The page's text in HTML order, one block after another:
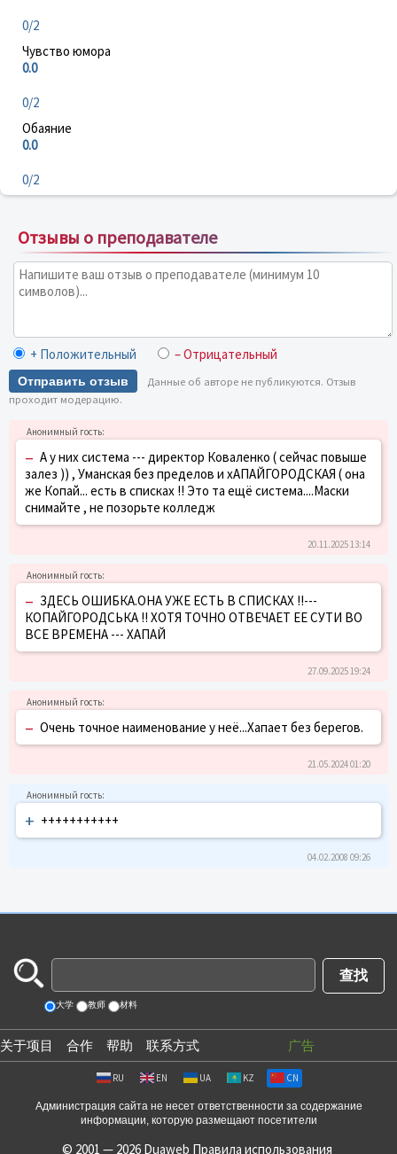
0/2
Чувство юмора
0.0
0/2
Обаяние
0.0
0/2
Отзывы о преподавателе
+ Положительный – Отрицательный
Отправить отзыв
Данные об авторе не публикуются. Отзыв
проходит модерацию.
– А у них система --- директор Коваленко ( сейчас повыше
залез )) , Уманская без пределов и хАПАЙГОРОДСКАЯ ( она
же Копай... есть в списках !! Это та ещё система....Маски
снимайте , не позорьте колледж
20.11.2025 13:14
– ЗДЕСЬ ОШИБКА.ОНА УЖЕ ЕСТЬ В СПИСКАХ !!---
КОПАЙГОРОДСЬКА !! ХОТЯ ТОЧНО ОТВЕЧАЕТ ЕЕ СУТИ ВО
ВСЕ ВРЕМЕНА --- ХАПАЙ
27.09.2025 19:24
– Очень точное наименование у неё...Хапает без берегов.
21.05.2024 01:20
+ +++++++++++
04.02.2008 09:26
大学 教师 材料
关于项目 合作 帮助 联系方式 广告
RU EN UA KZ CN
Администрация сайта не несет ответственности за содержание
информации, которую размещают посетители
© 2001 — 2026 Duaweb Правила использования